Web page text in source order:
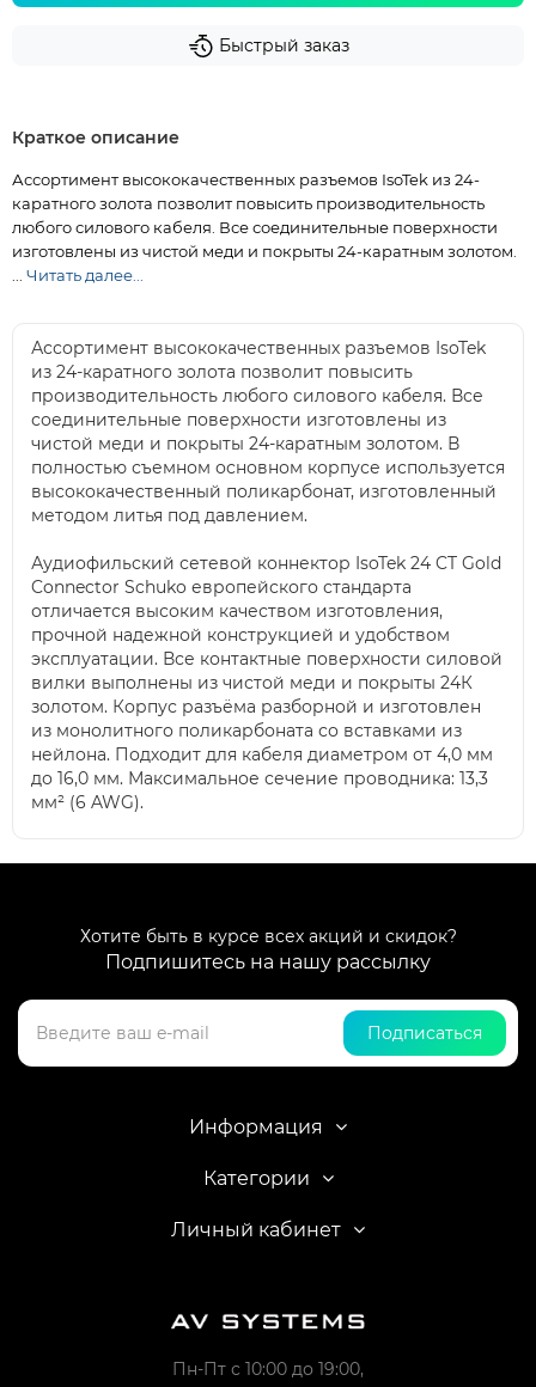
Быстрый заказ
Краткое описание
Ассортимент высококачественных разъемов IsoTek из 24-
каратного золота позволит повысить производительность
любого силового кабеля. Все соединительные поверхности
изготовлены из чистой меди и покрыты 24-каратным золотом.
... Читать далее...
Ассортимент высококачественных разъемов IsoTek
из 24-каратного золота позволит повысить
производительность любого силового кабеля. Все
соединительные поверхности изготовлены из
чистой меди и покрыты 24-каратным золотом. В
полностью съемном основном корпусе используется
высококачественный поликарбонат, изготовленный
методом литья под давлением.
Аудиофильский сетевой коннектор IsoTek 24 CT Gold
Connector Schuko европейского стандарта
отличается высоким качеством изготовления,
прочной надежной конструкцией и удобством
эксплуатации. Все контактные поверхности силовой
вилки выполнены из чистой меди и покрыты 24К
золотом. Корпус разъёма разборной и изготовлен
из монолитного поликарбоната со вставками из
нейлона. Подходит для кабеля диаметром от 4,0 мм
до 16,0 мм. Максимальное сечение проводника: 13,3
мм² (6 AWG).
Хотите быть в курсе всех акций и скидок?
Подпишитесь на нашу рассылку
Подписаться
Информация
Категории
Личный кабинет
Пн-Пт с 10:00 до 19:00,